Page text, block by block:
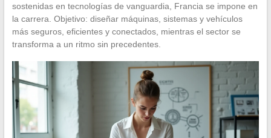
sostenidas en tecnologías de vanguardia, Francia se impone en
la carrera. Objetivo: diseñar máquinas, sistemas y vehículos
más seguros, eficientes y conectados, mientras el sector se
transforma a un ritmo sin precedentes.